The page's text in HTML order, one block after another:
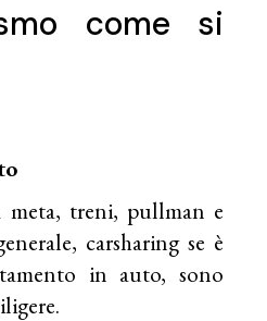
come si
meta, treni, pullman e
carsharing se è
in auto, sono